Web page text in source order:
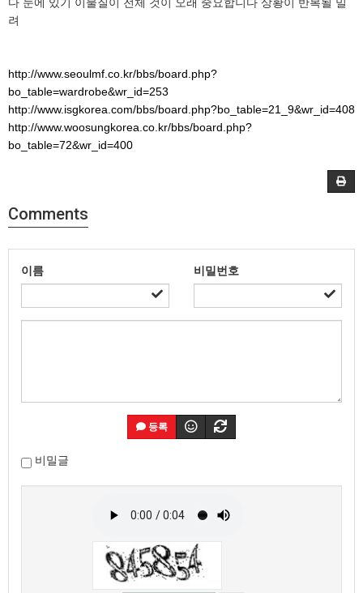
려
http://www.seoulmf.co.kr/bbs/board.php?
bo_table=wardrobe&wr_id=253
http://www.isgkorea.com/bbs/board.php?bo_table=21_9&wr_id=408
http://www.woosungkorea.co.kr/bbs/board.php?
bo_table=72&wr_id=400
Comments
이름 비밀번호
등록
비밀글